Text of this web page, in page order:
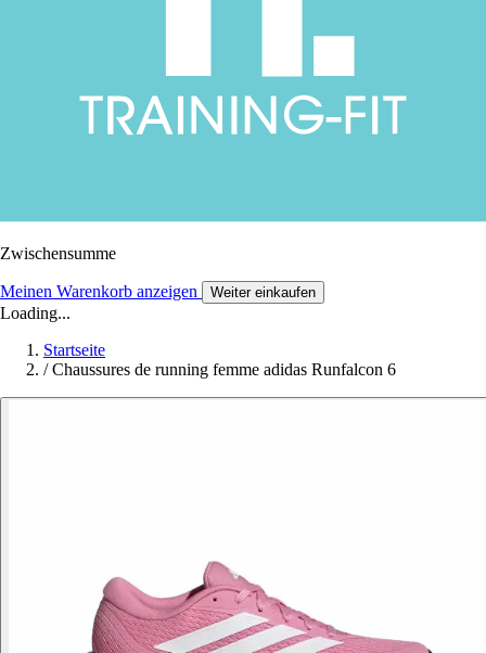
Zwischensumme
Meinen Warenkorb anzeigen Weiter einkaufen
Loading...
Startseite
/ Chaussures de running femme adidas Runfalcon 6